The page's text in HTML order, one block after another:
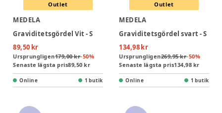
Outlet
MEDELA
Graviditetsgördel Vit - S
89,50 kr
Ursprungligen179,00 kr-50%
Senaste lägsta pris89,50 kr
Online 1 butik
Outlet
MEDELA
Graviditetsgördel svart - S
134,98 kr
Ursprungligen269,95 kr-50%
Senaste lägsta pris134,98 kr
Online 1 butik